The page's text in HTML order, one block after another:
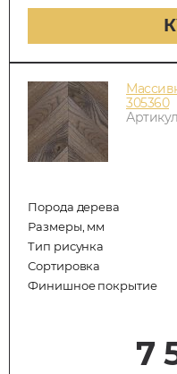
305360
Порода дерева
Размеры, мм
Тип рисунка
Сортировка
Финишное покрытие
7